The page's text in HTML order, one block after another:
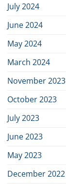
July 2024
June 2024
May 2024
March 2024
November 2023
October 2023
July 2023
June 2023
May 2023
December 2022